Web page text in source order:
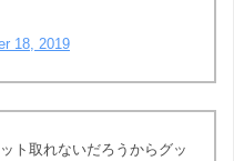
18, 2019
ト取れないだろうからグッ